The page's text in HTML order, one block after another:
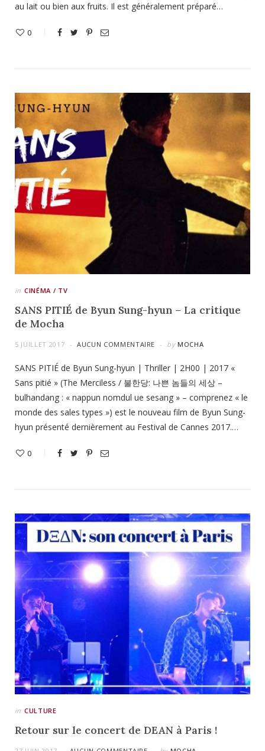
au lait ou bien aux fruits. Il est généralement préparé…
0
in CINÉMA / TV
SANS PITIÉ de Byun Sung-hyun – La critique
de Mocha
5 JUILLET 2017 AUCUN COMMENTAIRE by MOCHA
SANS PITIÉ de Byun Sung-hyun | Thriller | 2H00 | 2017 «
Sans pitié » (The Merciless / 불한당: 나쁜 놈들의 세상 –
bulhandang : « nappun nomdul ue sesang » – comprenez « le
monde des sales types ») est le nouveau film de Byun Sung-
hyun présenté dernièrement au Festival de Cannes 2017.…
0
in CULTURE
Retour sur le concert de DEAN à Paris !